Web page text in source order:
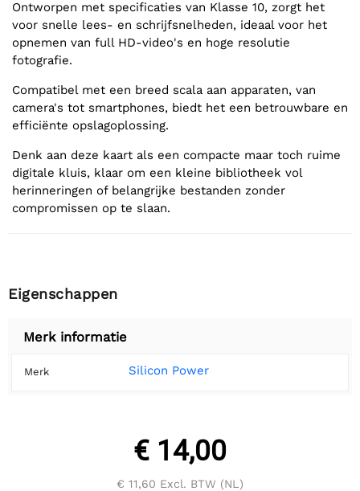
Ontworpen met specificaties van Klasse 10, zorgt het
voor snelle lees- en schrijfsnelheden, ideaal voor het
opnemen van full HD-video's en hoge resolutie
fotografie.
Compatibel met een breed scala aan apparaten, van
camera's tot smartphones, biedt het een betrouwbare en
efficiënte opslagoplossing.
Denk aan deze kaart als een compacte maar toch ruime
digitale kluis, klaar om een kleine bibliotheek vol
herinneringen of belangrijke bestanden zonder
compromissen op te slaan.
Eigenschappen
Merk informatie
Merk Silicon Power
€ 14,00
€ 11,60 Excl. BTW (NL)